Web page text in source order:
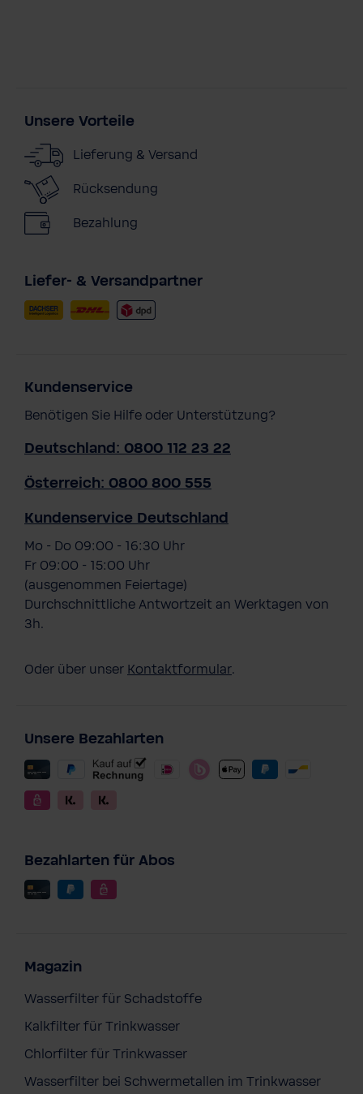
Unsere Vorteile
Lieferung & Versand
Rücksendung
Bezahlung
Liefer- & Versandpartner
Kundenservice
Benötigen Sie Hilfe oder Unterstützung?
Deutschland: 0800 112 23 22
Österreich: 0800 800 555
Kundenservice Deutschland
Mo - Do 09:00 - 16:30 Uhr
Fr 09:00 - 15:00 Uhr
(ausgenommen Feiertage)
Durchschnittliche Antwortzeit an Werktagen von
3h.
Oder über unser Kontaktformular.
Unsere Bezahlarten
Bezahlarten für Abos
Magazin
Wasserfilter für Schadstoffe
Kalkfilter für Trinkwasser
Chlorfilter für Trinkwasser
Wasserfilter bei Schwermetallen im Trinkwasser